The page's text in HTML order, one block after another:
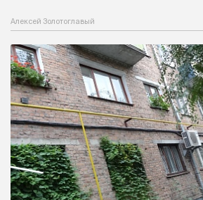
Алексей Золотоглавый